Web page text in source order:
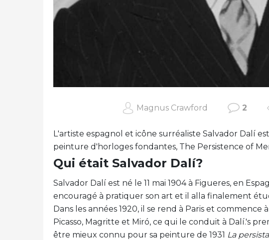
Magnus Crawford 2
L'artiste espagnol et icône surréaliste Salvador Dalí
peinture d'horloges fondantes, The Persistence of
Qui était Salvador Dalí?
Salvador Dalí est né le 11 mai 1904 à Figueres, en
encouragé à pratiquer son art et il alla finalement
Dans les années 1920, il se rend à Paris et
Picasso, Magritte et Miró, ce qui le conduit à Dalí.'s
être mieux connu pour sa peinture de 1931 La